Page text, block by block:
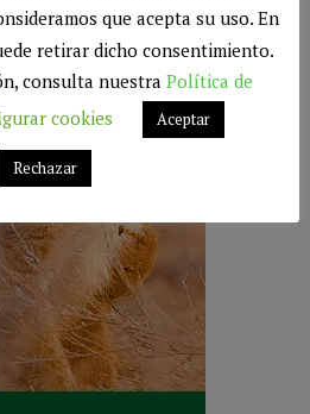
que acepta su uso. En
retirar dicho consentimiento.
consulta nuestra Política de
cookies Aceptar
Rechazar